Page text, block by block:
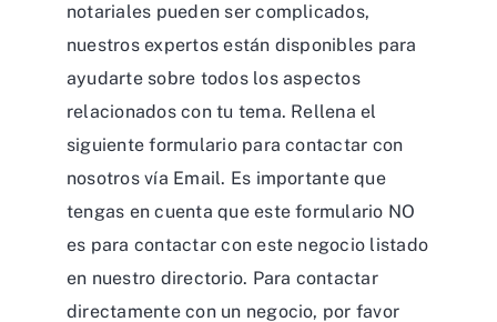
notariales pueden ser complicados,
nuestros expertos están disponibles para
ayudarte sobre todos los aspectos
relacionados con tu tema. Rellena el
siguiente formulario para contactar con
nosotros vía Email. Es importante que
tengas en cuenta que este formulario NO
es para contactar con este negocio listado
en nuestro directorio. Para contactar
directamente con un negocio, por favor